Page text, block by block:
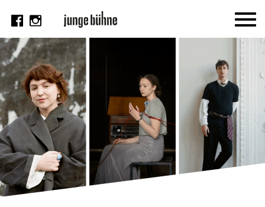
AKTUELL
Thema
Video
Kritik
DAS HEFT
Aktuelles Heft
Alle Hefte